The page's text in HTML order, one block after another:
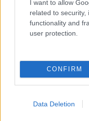
I want to allow
related to security,
functionality and
user protection.
CONFIRM
Data Deletion